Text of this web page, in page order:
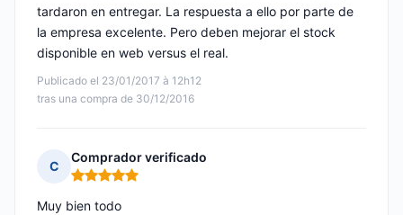
Publicado el 23/01/2017 à 12h12
tras una compra de 30/12/2016
tardaron en entregar. La respuesta a ello por parte de
la empresa excelente. Pero deben mejorar el stock
disponible en web versus el real.
C
Comprador verificado
Nota: 5 de 5
Muy bien todo